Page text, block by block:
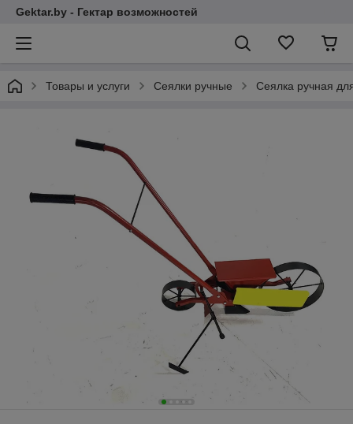
Gektar.by - Гектар возможностей
Товары и услуги Сеялки ручные Сеялка ручная